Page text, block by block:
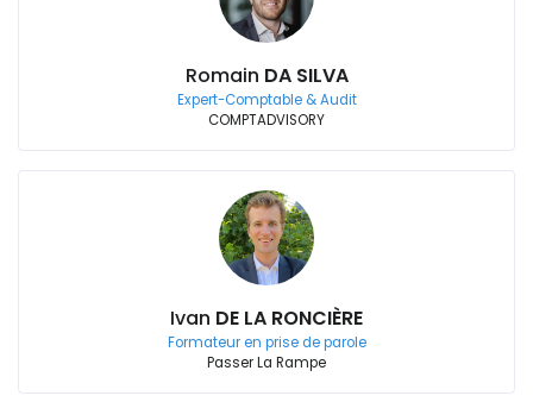
Romain DA SILVA
Expert-Comptable & Audit
COMPTADVISORY
Ivan DE LA RONCIÈRE
Formateur en prise de parole
Passer La Rampe